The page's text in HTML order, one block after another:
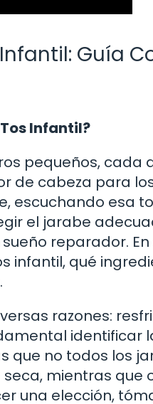
Guía
Infantil?
pequeños, cada
de cabeza para
escuchando esa
el jarabe
reparador.
infantil, qué
razones:
identificar
que no todos los
mientras que
una elección,